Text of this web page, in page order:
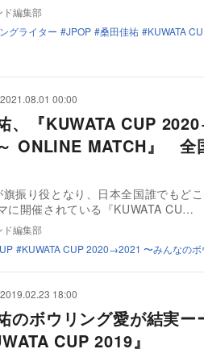
ド編集部
グライター
JPOP 桑田佳祐 KUWATA
2021.08.01 00:00
、『KUWATA CUP
ONLINE MATCH』 全
振り役となり、日本全国誰でもど
に開催されている『KUWATA CU…
ド編集部
KUWATA CUP 2020→2021 〜みんなの
2019.02.23 18:00
のボウリング愛が結実
CUP 2019』